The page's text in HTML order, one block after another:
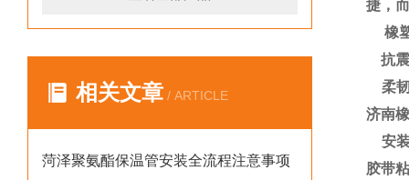
相关文章 / ARTICLE
菏泽聚氨酯保温管安装全流程注意事项
捷，
橡
抗
柔
济南
安
胶带